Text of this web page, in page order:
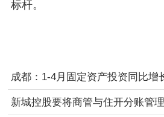
标杆。
成都：1-4月固定资产投资同比增
积增9.2%
新城控股要将商管与住开分账管理